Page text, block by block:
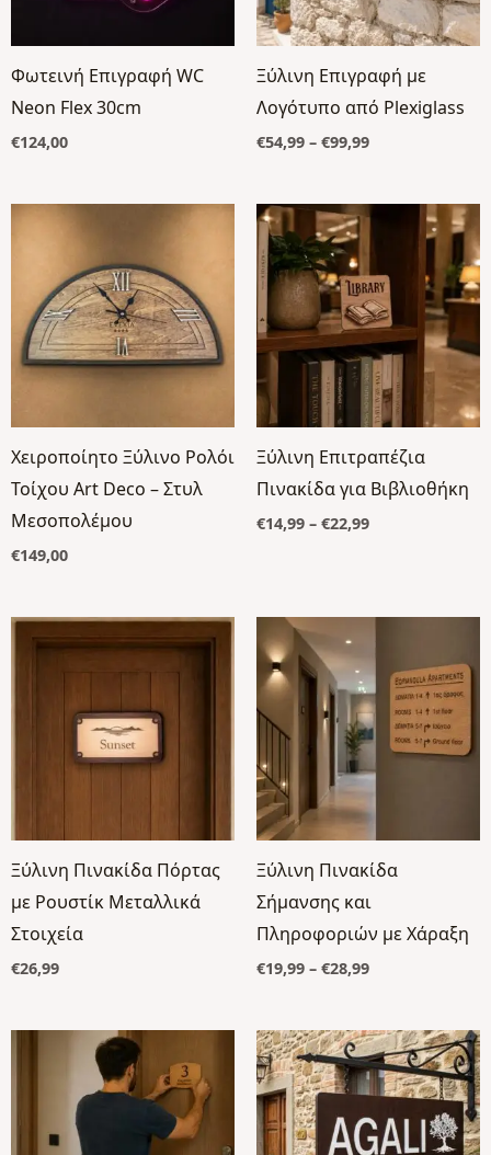
Φωτεινή Επιγραφή WC
Neon Flex 30cm
€124,00
Ξύλινη Επιγραφή με
Λογότυπο από Plexiglass
€54,99 – €99,99
Χειροποίητο Ξύλινο Ρολόι
Τοίχου Art Deco – Στυλ
Μεσοπολέμου
€149,00
Ξύλινη Επιτραπέζια
Πινακίδα για Βιβλιοθήκη
€14,99 – €22,99
Price
through
€22,99
Ξύλινη Πινακίδα Πόρτας
με Ρουστίκ Μεταλλικά
Στοιχεία
€26,99
Ξύλινη Πινακίδα
Σήμανσης και
Πληροφοριών με Χάραξη
€19,99 – €28,99
€19,99
through
€28,99
Price
range:
€199,00
through
€399,00